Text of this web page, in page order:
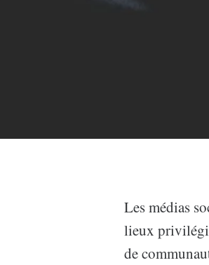
Les médias
lieux
de